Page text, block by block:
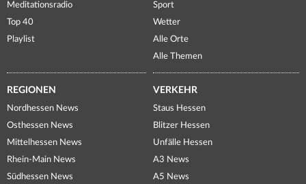
Meditationsradio
Top 40
Playlist
Sport
Wetter
Alle Orte
Alle Themen
REGIONEN
Nordhessen News
Osthessen News
Mittelhessen News
Rhein-Main News
Südhessen News
VERKEHR
Staus Hessen
Blitzer Hessen
Unfälle Hessen
A3 News
A5 News